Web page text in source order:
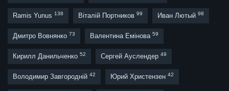
Ramis Yunus 138 Віталій Портников 99 Иван Лютый 98
Дмитро Вовнянко 73 Валентина Емінова 59
Кирилл Данильченко 52 Сергей Ауслендер 49
Володимир Завгородній 42 Юрий Христензен 42